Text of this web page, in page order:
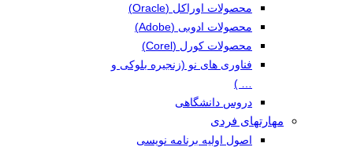
محصولات اوراکل (Oracle)
محصولات ادوبی (Adobe)
محصولات کورل (Corel)
فناوری های نو (زنجیره بلوکی و
… )
دروس دانشگاهی
مهارتهای فردی
اصول اولیه برنامه نویسی